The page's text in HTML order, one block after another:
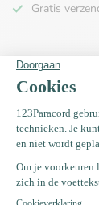
Gratis
Specificaties
Recent